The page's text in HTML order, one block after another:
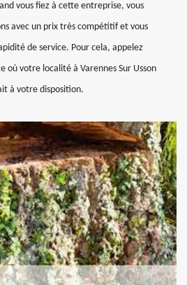
vous fiez à cette entreprise, vous
avec un prix très compétitif et vous
de service. Pour cela, appelez
où votre localité à Varennes Sur Usson
à votre disposition.